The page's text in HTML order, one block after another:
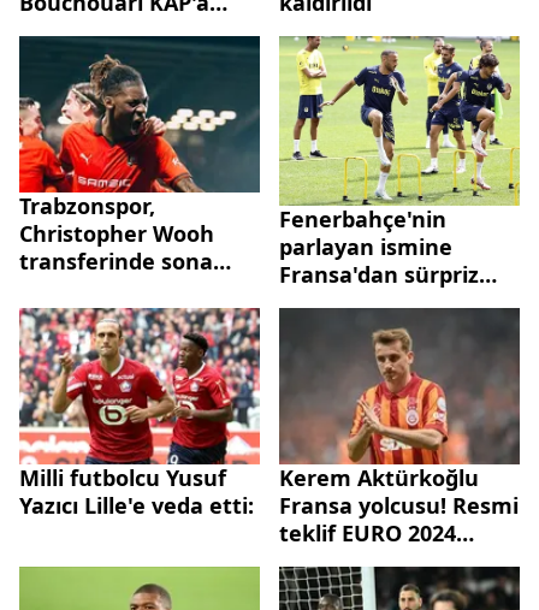
bildirildi
Trabzonspor,
Christopher Wooh
transferinde sona
Fenerbahçe'nin
parlayan ismine
Fransa'dan sürpriz
talip
Milli futbolcu Yusuf
Yazıcı Lille'e veda etti:
Kerem Aktürkoğlu
Fransa yolcusu! Resmi
teklif EURO 2024
sonrası yapılacak...